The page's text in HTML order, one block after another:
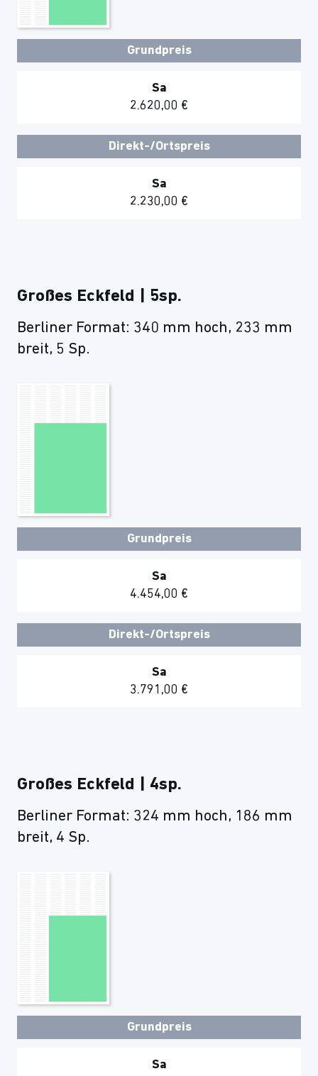
Grundpreis
Sa
2.620,00 €
Direkt-/Ortspreis
Sa
2.230,00 €
Großes Eckfeld | 5sp.
Berliner Format: 340 mm hoch, 233 mm
breit, 5 Sp.
Grundpreis
Sa
4.454,00 €
Direkt-/Ortspreis
Sa
3.791,00 €
Großes Eckfeld | 4sp.
Berliner Format: 324 mm hoch, 186 mm
breit, 4 Sp.
Grundpreis
Sa